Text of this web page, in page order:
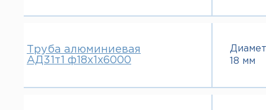
Труба алюминиевая
АД31т1 ф18х1х6000
18 мм